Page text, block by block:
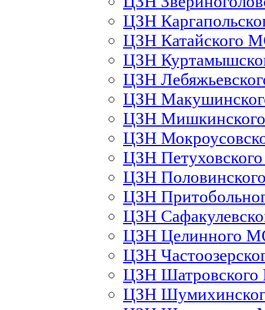
ЦЗН
ЦЗН Катайского
ЦЗН
ЦЗН
ЦЗН
ЦЗН
ЦЗН
ЦЗН
ЦЗН
ЦЗН
ЦЗН
ЦЗН Целинного
ЦЗН
ЦЗН
ЦЗН